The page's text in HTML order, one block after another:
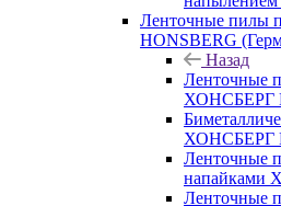
Ленточные пилы
HONSBERG
Назад
Ленточные
ХОНСБЕРГ
ХОНСБЕРГ
Ленточные
напайками
Ленточные